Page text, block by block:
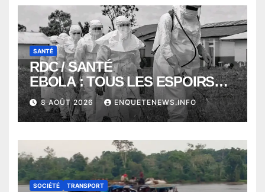
SANTÉ
RDC / SANTÉ
EBOLA : TOUS LES ESPOIRS
VONT VERS SEPTEMBRE
ALORS QUE L’ÉPIDÉMIE TEND
VERS 2000 DÉCÈS
8 AOÛT 2026 ENQUETENEWS.INFO
SOCIÉTÉ TRANSPORT